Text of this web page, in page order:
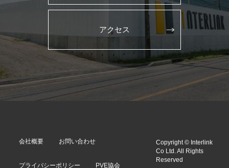
アクセス
会社概要 お問い合わせ
プライバシーポリシー PVE協会
Copyright © Interlink
Co Ltd. All Rights
Reserved